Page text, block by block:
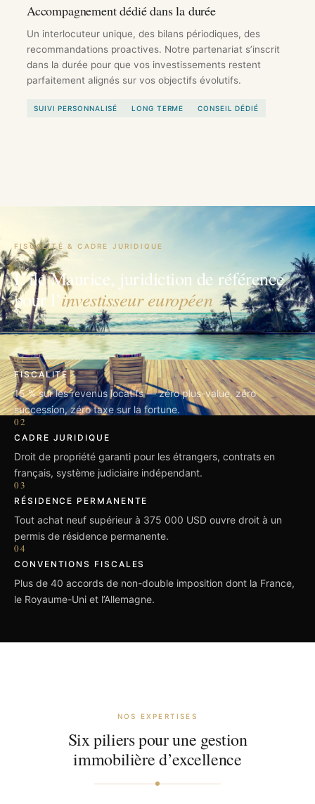
Accompagnement dédié dans la durée
Un interlocuteur unique, des bilans périodiques, des
recommandations proactives. Notre partenariat s’inscrit
dans la durée pour que vos investissements restent
parfaitement alignés sur vos objectifs évolutifs.
SUIVI PERSONNALISÉ LONG TERME CONSEIL DÉDIÉ
FISCALITÉ & CADRE JURIDIQUE
L’île Maurice, juridiction de référence
pour l’investisseur européen
01
FISCALITÉ
15 % sur les revenus locatifs — zéro plus-value, zéro
succession, zéro taxe sur la fortune.
02
CADRE JURIDIQUE
Droit de propriété garanti pour les étrangers, contrats en
français, système judiciaire indépendant.
03
RÉSIDENCE PERMANENTE
Tout achat neuf supérieur à 375 000 USD ouvre droit à un
permis de résidence permanente.
04
CONVENTIONS FISCALES
Plus de 40 accords de non-double imposition dont la France,
le Royaume-Uni et l’Allemagne.
NOS EXPERTISES
Six piliers pour une gestion
immobilière d’excellence